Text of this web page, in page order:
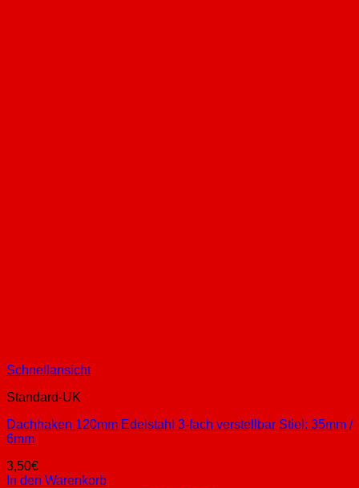
Schnellansicht
Standard-UK
Dachhaken 120mm Edelstahl 3-fach verstellbar Stiel: 35mm /
6mm
3,50€
In den Warenkorb